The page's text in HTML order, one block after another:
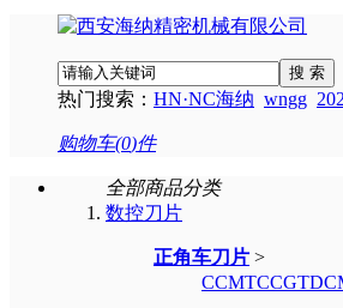
搜 索
热门搜索： HN·NC海纳 wngg
购物车(0)件
全部商品分类
数控刀片
正角车刀片 >
CCMTCCGT